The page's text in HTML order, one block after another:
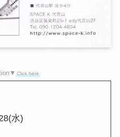
Click here
水)